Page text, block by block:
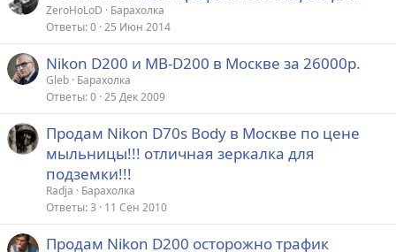
ZeroHoLoD
Барахолка
Ответы 0 25 Июн 2014
Nikon D200 и MB-D200 в Москве за 26000р.
Gleb Барахолка
Ответы 0 25 Дек 2009
Продам Nikon D70s Body в Москве по цене
мыльницы!!! отличная зеркалка для
подземки!!!
Radja
Барахолка
Ответы 3 11 Сен 2010
Продам Nikon D200 осторожно трафик